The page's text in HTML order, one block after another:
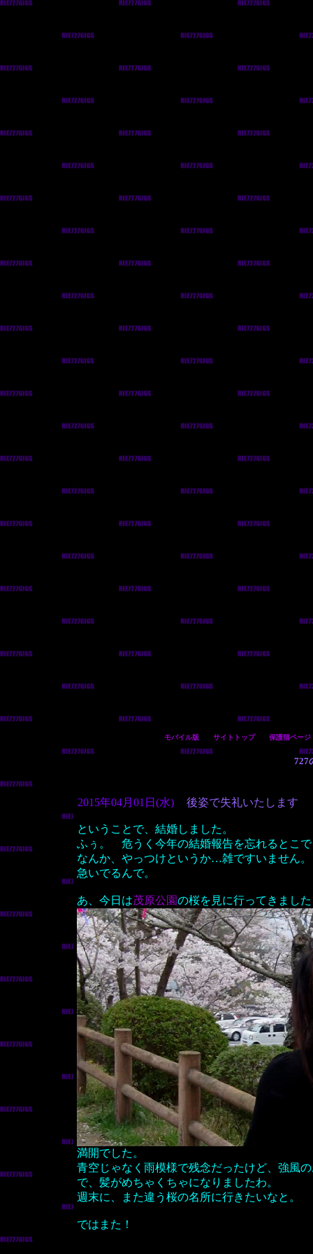
モバイル版 サイトトップ 保護猫ページ
727
2015年04月01日(水) 後姿で失礼いたします
ということで、結婚しました。
ふぅ。 危うく今年の結婚報告を忘れるとこで
なんか、やっつけというか…雑ですいません。
急いでるんで。
あ、今日は茂原公園の桜を見に行ってきまし
満開でした。
青空じゃなく雨模様で残念だったけど、強風
で、髪がめちゃくちゃになりましたわ。
週末に、また違う桜の名所に行きたいなと。
ではまた！